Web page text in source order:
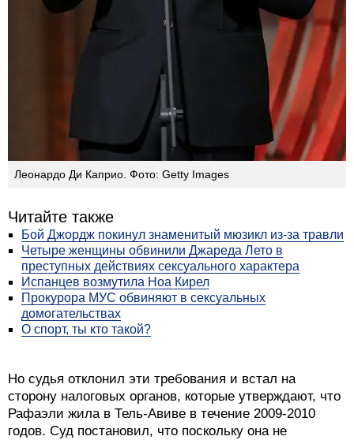
Леонардо Ди Каприо. Фото: Getty Images
Читайте также
Бой Джордж покинул знаменитый мюзикл из-за травли
Четыре женщины обвинили Джареда Лето в
преступных действиях сексуального характера
Испанцев возмутила Ноа Кирел
Прокурора МУС обвиняют в сексуальных
домогательствах
О спорт, ты кто такой?
Но судья отклонил эти требования и встал на
сторону налоговых органов, которые утверждают, что
Рафаэли жила в Тель-Авиве в течение 2009-2010
годов. Суд постановил, что поскольку она не